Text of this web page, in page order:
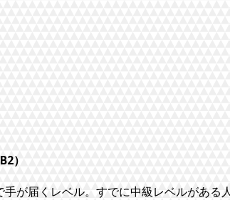
）
が届くレベル。すでに中級レベルがある